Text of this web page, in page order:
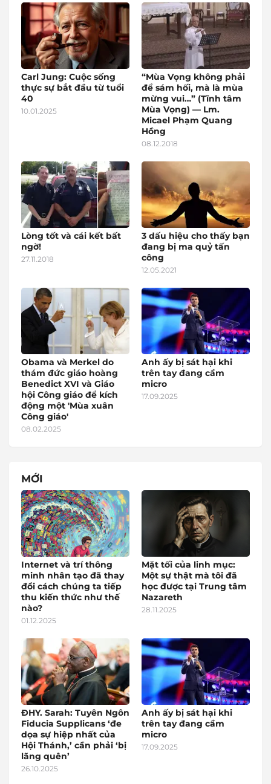
Carl Jung: Cuộc sống
thực sự bắt đầu từ tuổi
40
10.01.2025
“Mùa Vọng không phải
để sám hối, mà là mùa
mừng vui…” (Tĩnh tâm
Mùa Vọng) — Lm.
Micael Phạm Quang
Hồng
08.12.2018
Lòng tốt và cái kết bất
ngờ!
27.11.2018
3 dấu hiệu cho thấy bạn
đang bị ma quỷ tấn
công
12.05.2021
Obama và Merkel do
thám đức giáo hoàng
Benedict XVI và Giáo
hội Công giáo để kích
động một 'Mùa xuân
Công giáo'
08.02.2025
Anh ấy bị sát hại khi
trên tay đang cầm
micro
17.09.2025
MỚI
Internet và trí thông
minh nhân tạo đã thay
đổi cách chúng ta tiếp
thu kiến thức như thế
nào?
01.12.2025
Mặt tối của linh mục:
Một sự thật mà tôi đã
học được tại Trung tâm
Nazareth
28.11.2025
ĐHY. Sarah: Tuyên Ngôn
Fiducia Supplicans ‘đe
dọa sự hiệp nhất của
Hội Thánh,’ cần phải ‘bị
lãng quên’
26.10.2025
Anh ấy bị sát hại khi
trên tay đang cầm
micro
17.09.2025